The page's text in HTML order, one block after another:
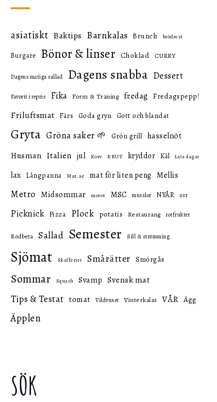
asiatiskt Baktips Barnkalas Brunch brödrest
Burgare Bönor & linser Choklad CURRY
Dagens matiga sallad Dagens snabba Dessert
Favorit i repris Fika Form & Träning fredag Fredagspepp!
Friluftsmat Färs Goda gryn Gott och blandat
Gryta Gröna saker 🌱 Grön grill hasselnöt
Husman Italien jul Korv KRUT kryddor Kål Lata dagar
lax Långpanna Mat.se mat för liten peng Mellis
Metro Midsommar morot MSC musslor NYÅR ost
Picknick Pizza Plock potatis Restaurang rotfrukter
Rödbeta Sallad Semester Sill & strömming
Sjömat Skafferiet Smårätter Smörgås
Sommar Squash Svamp Svensk mat
Tips & Testat tomat Vildvuxet Vinterkalas VÅR Ägg
Äpplen
SÖK